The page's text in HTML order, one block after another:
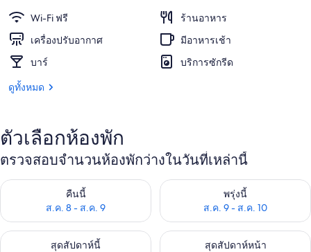
Wi-Fi ฟรี
ร้านอาหาร
เครื่องปรับอากาศ
มีอาหารเช้า
บาร์
บริการซักรีด
ดูทั้งหมด
ตัวเลือกห้องพัก
ตรวจสอบจำนวนห้องพักว่างในวันที่เหล่านี้
คืนนี้
ส.ค. 8 - ส.ค. 9
ตรวจสอบจำนวนห้องพักว่างในคืนนี้ ส.ค. 8 - ส.ค. 9พรุ่งนี้
ส.ค. 9 - ส.ค. 10
ตรวจสอบจำนวนห้องพักว่างใน
สุดสัปดาห์นี้
ตรวจสอบจำนวนห้องพักว่างในสุดสัปดาห์นี้ ส.ค. 14 - ส.ค. 16
สุดสัปดาห์หน้า
ตรวจสอบจำนวนห้องพักว่างใน